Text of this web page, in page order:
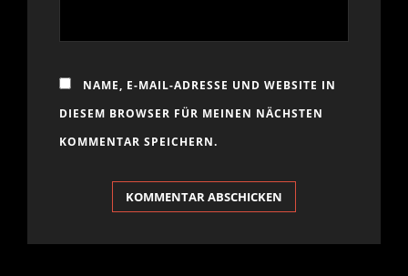
NAME, E-MAIL-ADRESSE UND WEBSITE IN
DIESEM BROWSER FÜR MEINEN NÄCHSTEN
KOMMENTAR SPEICHERN.